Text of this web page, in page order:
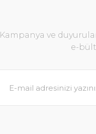
Kampanya ve
e-